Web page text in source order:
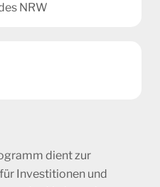
dient zur
Investitionen und
NRW